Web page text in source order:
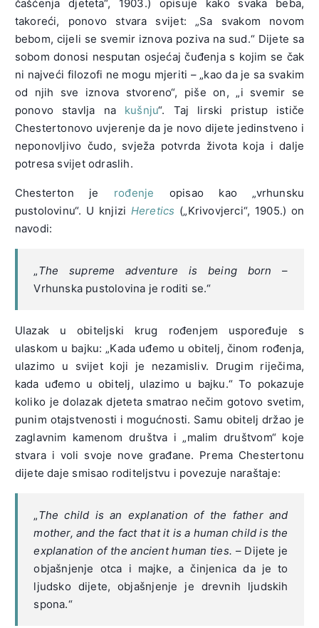
čašćenja djeteta“, 1903.) opisuje kako svaka beba,
takoreći, ponovo stvara svijet: „Sa svakom novom
bebom, cijeli se svemir iznova poziva na sud.“ Dijete sa
sobom donosi nesputan osjećaj čuđenja s kojim se čak
ni najveći filozofi ne mogu mjeriti – „kao da je sa svakim
od njih sve iznova stvoreno“, piše on, „i svemir se
ponovo stavlja na kušnju“. Taj lirski pristup ističe
Chestertonovo uvjerenje da je novo dijete jedinstveno i
neponovljivo čudo, svježa potvrda života koja i dalje
potresa svijet odraslih.
Chesterton je rođenje opisao kao „vrhunsku
pustolovinu“. U knjizi Heretics („Krivovjerci“, 1905.) on
navodi:
„The supreme adventure is being born –
Vrhunska pustolovina je roditi se.“
Ulazak u obiteljski krug rođenjem uspoređuje s
ulaskom u bajku: „Kada uđemo u obitelj, činom rođenja,
ulazimo u svijet koji je nezamisliv. Drugim riječima,
kada uđemo u obitelj, ulazimo u bajku.“ To pokazuje
koliko je dolazak djeteta smatrao nečim gotovo svetim,
punim otajstvenosti i mogućnosti. Samu obitelj držao je
zaglavnim kamenom društva i „malim društvom“ koje
stvara i voli svoje nove građane. Prema Chestertonu
dijete daje smisao roditeljstvu i povezuje naraštaje:
„The child is an explanation of the father and
mother, and the fact that it is a human child is the
explanation of the ancient human ties. – Dijete je
objašnjenje otca i majke, a činjenica da je to
ljudsko dijete, objašnjenje je drevnih ljudskih
spona.“